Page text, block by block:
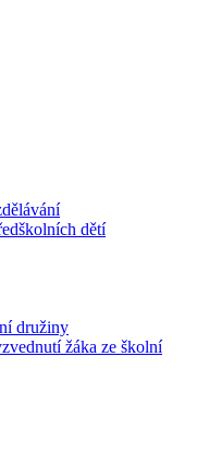
dětí
družiny
žáka ze školní